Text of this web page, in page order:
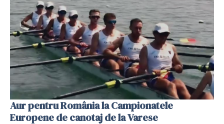
Aur pentru România la Campionatele
Europene de canotaj de la Varese